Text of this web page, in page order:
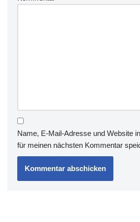
Name, E-Mail-Adresse und Website
für meinen nächsten Kommentar